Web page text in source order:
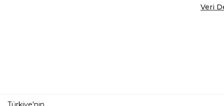
Veri